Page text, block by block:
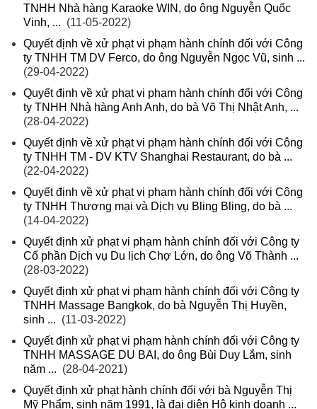
TNHH Nhà hàng Karaoke WIN, do ông Nguyễn Quốc
Vinh, ... (11-05-2022)
Quyết định về xử phạt vi phạm hành chính đối với Công
ty TNHH TM DV Ferco, do ông Nguyễn Ngọc Vũ, sinh ...
(29-04-2022)
Quyết định về xử phạt vi phạm hành chính đối với Công
ty TNHH Nhà hàng Anh Anh, do bà Võ Thị Nhật Anh, ...
(28-04-2022)
Quyết định về xử phạt vi phạm hành chính đối với Công
ty TNHH TM - DV KTV Shanghai Restaurant, do bà ...
(22-04-2022)
Quyết định về xử phạt vi phạm hành chính đối với Công
ty TNHH Thương mại và Dịch vụ Bling Bling, do bà ...
(14-04-2022)
Quyết định xử phạt vi phạm hành chính đối với Công ty
Cổ phần Dịch vụ Du lịch Chợ Lớn, do ông Võ Thành ...
(28-03-2022)
Quyết định xử phạt vi phạm hành chính đối với Công ty
TNHH Massage Bangkok, do bà Nguyễn Thị Huyền,
sinh ... (11-03-2022)
Quyết định xử phạt vi phạm hành chính đối với Công ty
TNHH MASSAGE DU BAI, do ông Bùi Duy Lắm, sinh
năm ... (28-04-2021)
Quyết định xử phạt hành chính đối với bà Nguyễn Thị
Mỹ Phẩm, sinh năm 1991, là đại diện Hộ kinh doanh ...